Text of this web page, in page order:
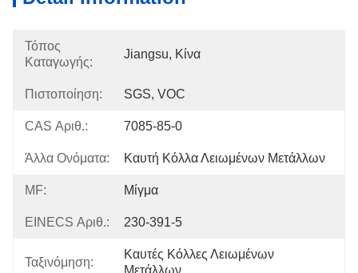
Τόπος
Καταγωγής:
Jiangsu, Κίνα
Πιστοποίηση: SGS, VOC
CAS Αριθ.: 7085-85-0
Άλλα Ονόματα: Καυτή Κόλλα Λειωμένων Μετάλλων
MF: Μίγμα
EINECS Αριθ.: 230-391-5
Ταξινόμηση:
Καυτές Κόλλες Λειωμένων
Μετάλλων